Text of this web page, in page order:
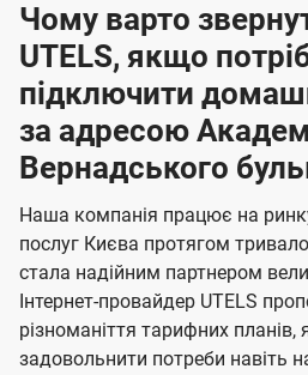
Чому варто
UTELS, якщо
підключити
за адресою
Вернадського
Наша компанія працює на
послуг Києва протягом
стала надійним партнером
Інтернет-провайдер UTELS
різноманіття тарифних планів,
задовольнити потреби навіть